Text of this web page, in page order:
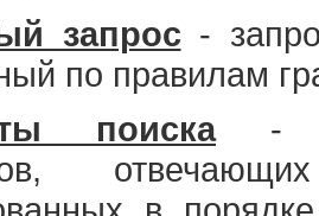
запрос-
по правилам
поиска-